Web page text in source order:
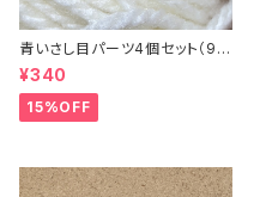
青いさし目パーツ4個セット（9m
m）（プラスチックドールアイ）
¥340
15%OFF